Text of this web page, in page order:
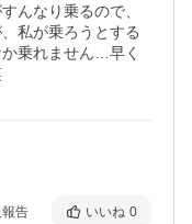
んなり乗るので、
私が乗ろうとする
乗れません…早く
告 いいね 0